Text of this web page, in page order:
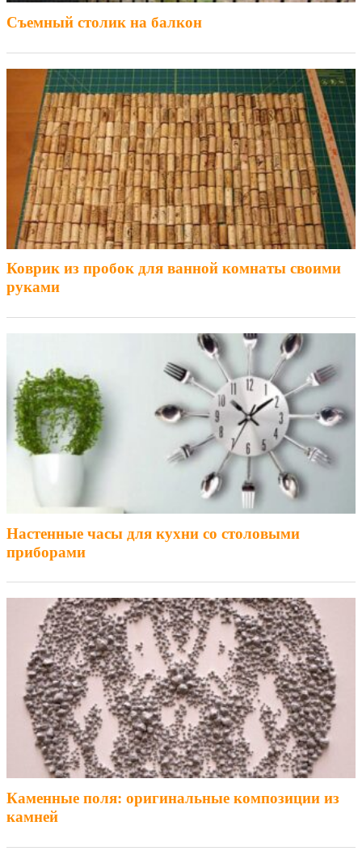
Съемный столик на балкон
Коврик из пробок для ванной комнаты своими
руками
Настенные часы для кухни со столовыми
приборами
Каменные поля: оригинальные композиции из
камней